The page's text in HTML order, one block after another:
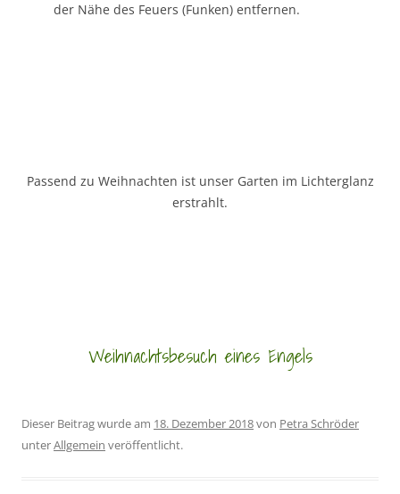
der Nähe des Feuers (Funken) entfernen.
Passend zu Weihnachten ist unser Garten im Lichterglanz
erstrahlt.
Weihnachtsbesuch eines Engels
Dieser Beitrag wurde am 18. Dezember 2018von Petra Schröder
unterAllgemein veröffentlicht.